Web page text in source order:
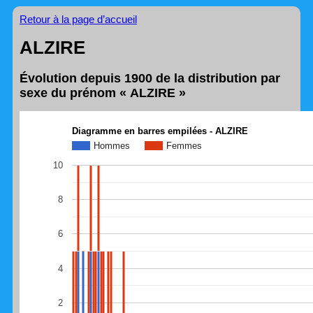
Retour à la page d’accueil
ALZIRE
Évolution depuis 1900 de la distribution par
sexe du prénom « ALZIRE »
Diagramme en barres empilées - ALZIRE
Hommes
Femmes
2
4
6
8
10